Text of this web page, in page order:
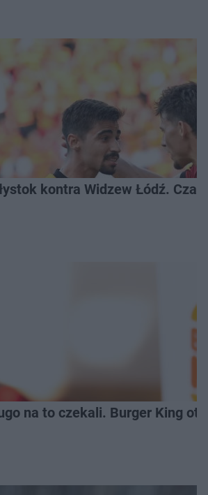
kontra Widzew Łódź.
na to czekali. Burger King